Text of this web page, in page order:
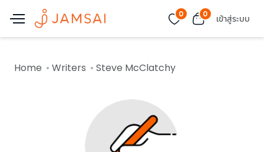
0 0 เข้าสู่ระบบ
Home Writers Steve McClatchy